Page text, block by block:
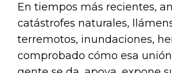
En tiempos más recientes,
catástrofes naturales,
terremotos, inundaciones,
comprobado cómo esa